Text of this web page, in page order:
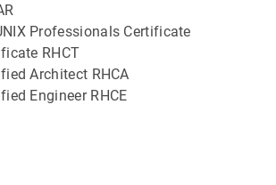
Professionals Certificate
RHCT
Architect RHCA
Engineer RHCE